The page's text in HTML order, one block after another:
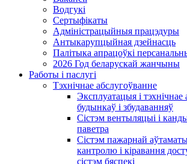
Водгукі
Сертыфікаты
Адміністрацыйныя працэдуры
Антыкарупцыйная дзейнасць
Палітыка апрацоўкі
2026 Год беларускай жанчыны
Работы і паслугі
Тэхнічнае абслугоўванне
Эксплуатацыя і тэхнічнае
будынкаў і збудаванняў
Сістэм вентыляцыі і
паветра
Сістэм пажарнай
кантролю і кіравання
сістэм бяспекі